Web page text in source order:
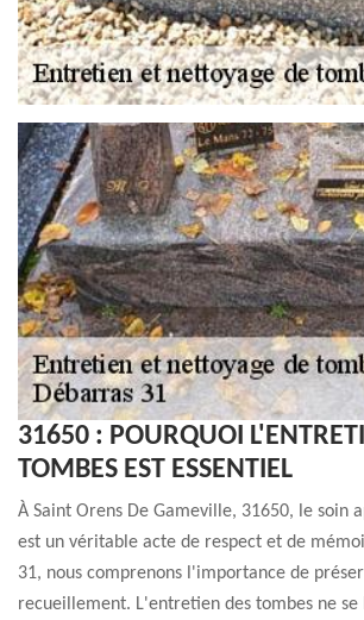
31650 : POURQUOI
TOMBES EST ESSENTIEL
À Saint Orens De Gameville, 31650, le soin
est un véritable acte de respect et de
31, nous comprenons l'importance de
recueillement. L'entretien des tombes ne